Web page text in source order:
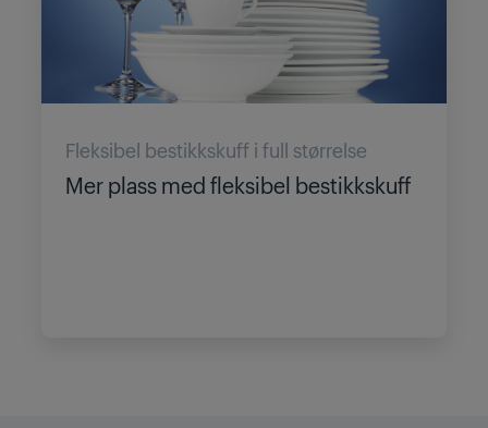
Fleksibel bestikkskuff i full størrelse
Mer plass med fleksibel bestikkskuff